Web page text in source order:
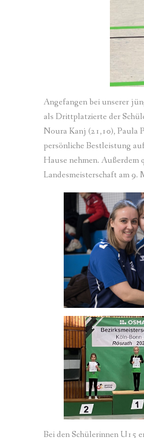
Angefangen bei unserer
als Drittplatzierte der
Noura Kanj (21,10), Paula
persönliche Bestleistung
Hause nehmen. Außerdem
Landesmeisterschaft am 9.
Bei den Schülerinnen U15